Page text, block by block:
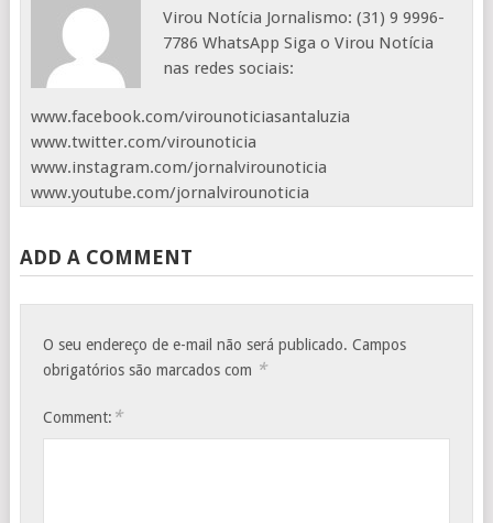
Virou Notícia Jornalismo: (31) 9 9996-
7786 WhatsApp Siga o Virou Notícia
nas redes sociais:
www.facebook.com/virounoticiasantaluzia
www.twitter.com/virounoticia
www.instagram.com/jornalvirounoticia
www.youtube.com/jornalvirounoticia
ADD A COMMENT
O seu endereço de e-mail não será publicado. Campos
obrigatórios são marcados com *
Comment: *